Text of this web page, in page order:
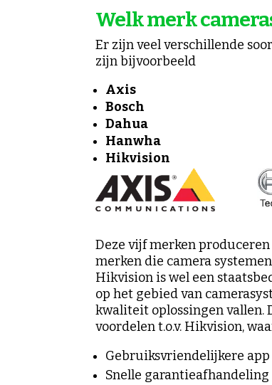
Welk merk
Er zijn veel verschillende
zijn bijvoorbeeld
Axis
Bosch
Dahua
Hanwha
Hikvision
Deze vijf merken
merken die camera
Hikvision is wel een
op het gebied van
kwaliteit oplossingen vallen.
voordelen t.o.v. Hikvision,
Gebruiksvriendelijkere app
Snelle